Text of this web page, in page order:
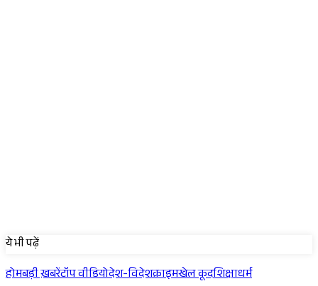
ये भी पढ़ें
होमबड़ी ख़बरेंटॉप वीडियोदेश-विदेशक्राइमखेल कूदशिक्षाधर्म